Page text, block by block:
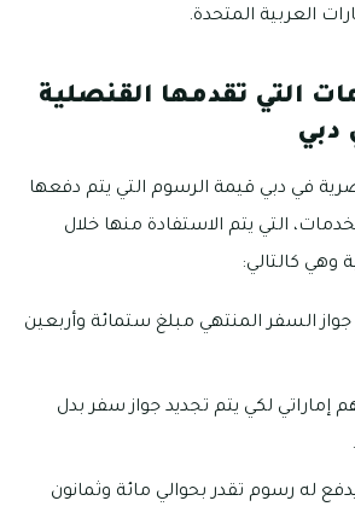
العربية المتحدة.
التي تقدمها القنصلية
دبي
في دبي قيمة الرسوم التي يتم دفعها
التي يتم الاستفادة منها خلال
وهي كالتالي:
جواز السفر المنتهي مبلغ ستمائة وأربعين
إماراتي لكي يتم تجديد جواز سفر بدل
له رسوم تقدر بحوالي مائة وثمانون